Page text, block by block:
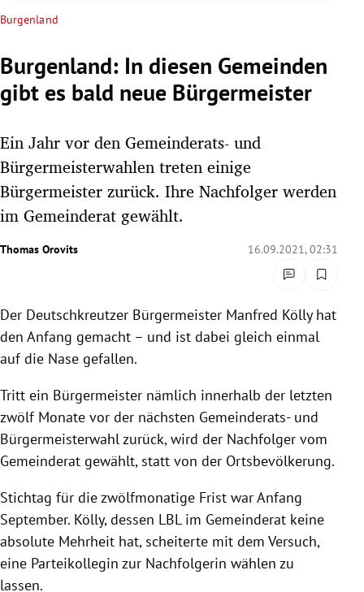
Untermenü
Untermenü
Untermenü
Untermenü
Untermenü
Untermenü
Untermenü
Untermenü
Burgenland
Burgenland: In diesen Gemeinden
gibt es bald neue Bürgermeister
Ein Jahr vor den Gemeinderats- und
Bürgermeisterwahlen treten einige
Bürgermeister zurück. Ihre Nachfolger werden
im Gemeinderat gewählt.
Thomas Orovits 16.09.2021, 02:31
Der Deutschkreutzer Bürgermeister Manfred Kölly hat
den Anfang gemacht – und ist dabei gleich einmal
auf die Nase gefallen.
Tritt ein Bürgermeister nämlich innerhalb der letzten
zwölf Monate vor der nächsten Gemeinderats- und
Bürgermeisterwahl zurück, wird der Nachfolger vom
Gemeinderat gewählt, statt von der Ortsbevölkerung.
Stichtag für die zwölfmonatige Frist war Anfang
September. Kölly, dessen LBL im Gemeinderat keine
absolute Mehrheit hat, scheiterte mit dem Versuch,
eine Parteikollegin zur Nachfolgerin wählen zu
lassen.